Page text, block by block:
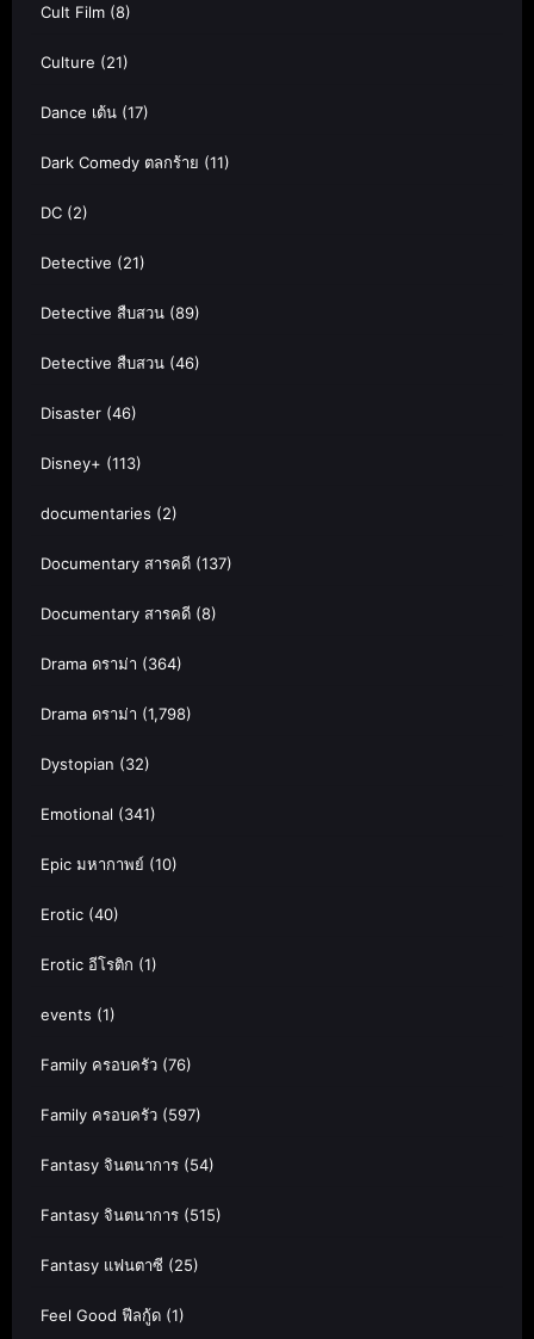
Cult Film (8)
Culture (21)
Dance เต้น (17)
Dark Comedy ตลกร้าย (11)
DC (2)
Detective (21)
Detective สืบสวน (89)
Detective สืบสวน (46)
Disaster (46)
Disney+ (113)
documentaries (2)
Documentary สารคดี (137)
Documentary สารคดี (8)
Drama ดราม่า (364)
Drama ดราม่า (1,798)
Dystopian (32)
Emotional (341)
Epic มหากาพย์ (10)
Erotic (40)
Erotic อีโรติก (1)
events (1)
Family ครอบครัว (76)
Family ครอบครัว (597)
Fantasy จินตนาการ (54)
Fantasy จินตนาการ (515)
Fantasy แฟนตาซี (25)
Feel Good ฟีลกู้ด (1)